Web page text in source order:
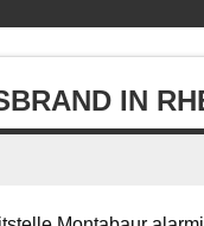
IN